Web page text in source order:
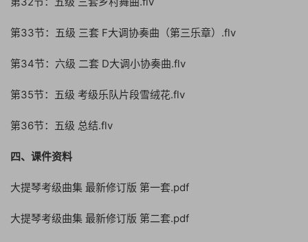
第33节：五级 三套 F大调协奏曲（第三乐章）.flv
第34节：六级 二套 D大调小协奏曲.flv
第35节：五级 考级乐队片段雪绒花.flv
第36节：五级 总结.flv
四、课件资料
大提琴考级曲集 最新修订版 第一套.pdf
大提琴考级曲集 最新修订版 第二套.pdf